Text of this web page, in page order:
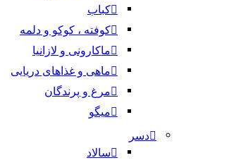
کباب
کوفته ، کوکو و دلمه
ماکارونی و لازانیا
ماهی و غذاهای دریایی
مرغ و پرندگان
میگو
دسر
سالاد